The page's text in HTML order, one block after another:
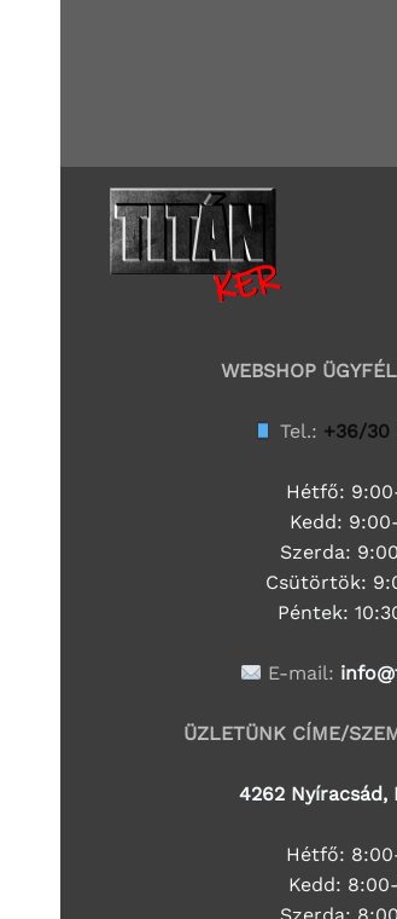
WEBSHOP
Tel.: +36/30
Hétfő:
Kedd:
Szerda:
Csütörtök:
Péntek:
E-mail:
ÜZLETÜNK CÍME/
4262 Nyíracsád,
Hétfő:
Kedd: